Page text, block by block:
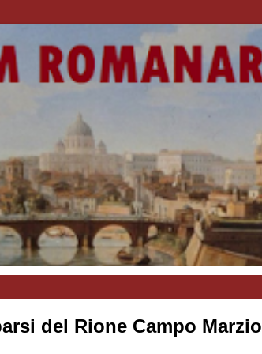
del Rione Campo Marzio